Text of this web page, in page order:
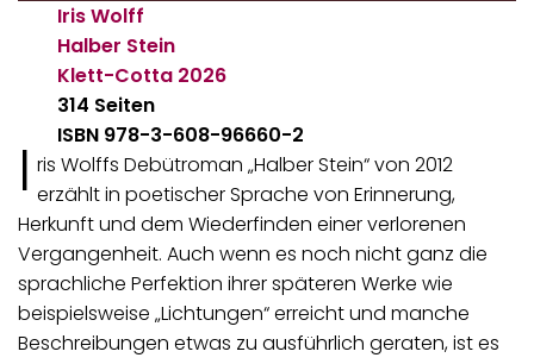
Iris Wolff
Halber Stein
Klett-Cotta 2026
314 Seiten
ISBN 978-3-608-96660-2
I ris Wolffs Debütroman „Halber Stein“ von 2012
erzählt in poetischer Sprache von Erinnerung,
Herkunft und dem Wiederfinden einer verlorenen
Vergangenheit. Auch wenn es noch nicht ganz die
sprachliche Perfektion ihrer späteren Werke wie
beispielsweise „Lichtungen“ erreicht und manche
Beschreibungen etwas zu ausführlich geraten, ist es